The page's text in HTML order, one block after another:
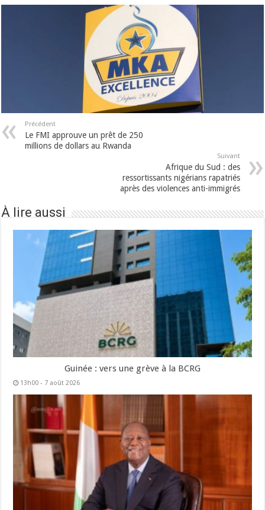
Précédent
Le FMI approuve un prêt de 250
millions de dollars au Rwanda
Suivant
Afrique du Sud : des
ressortissants nigérians rapatriés
après des violences anti-immigrés
À lire aussi
Guinée : vers une grève à la BCRG
13h00 - 7 août 2026